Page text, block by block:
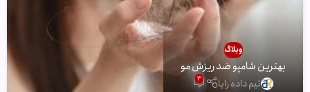
وبلاگ
بهترین شامپو ضد ریزش مو
تیم داده رایا 3